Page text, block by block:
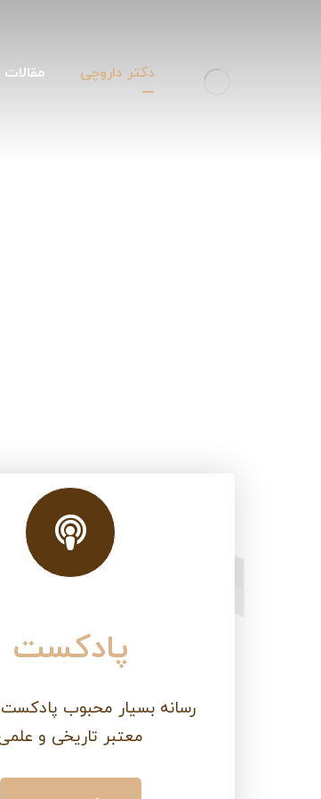
دکتر داروچی مقالات
پادکست
رسانه بسیار محبوب پادکست
معتبر تاریخی و